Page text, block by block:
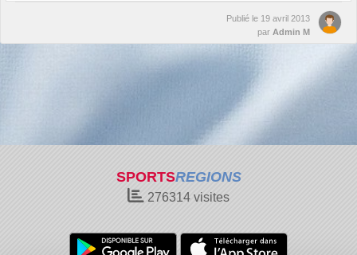
Publié le 19 avril 2013
par Admin M
SPORTSREGIONS
276314 visites